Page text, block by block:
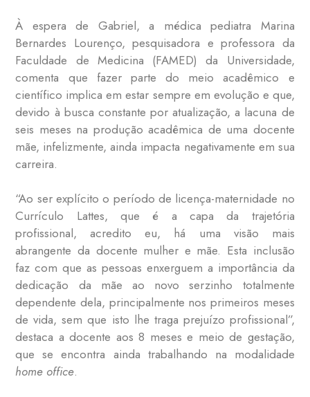
À espera de Gabriel, a médica pediatra Marina
Bernardes Lourenço, pesquisadora e professora da
Faculdade de Medicina (FAMED) da Universidade,
comenta que fazer parte do meio acadêmico e
científico implica em estar sempre em evolução e que,
devido à busca constante por atualização, a lacuna de
seis meses na produção acadêmica de uma docente
mãe, infelizmente, ainda impacta negativamente em sua
carreira.
“Ao ser explícito o período de licença-maternidade no
Currículo Lattes, que é a capa da trajetória
profissional, acredito eu, há uma visão mais
abrangente da docente mulher e mãe. Esta inclusão
faz com que as pessoas enxerguem a importância da
dedicação da mãe ao novo serzinho totalmente
dependente dela, principalmente nos primeiros meses
de vida, sem que isto lhe traga prejuízo profissional”,
destaca a docente aos 8 meses e meio de gestação,
que se encontra ainda trabalhando na modalidade
home office.